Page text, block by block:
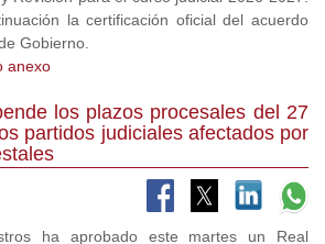
la certificación oficial del acuerdo
Gobierno.
anexo
los plazos procesales del 27
partidos judiciales afectados por
ha aprobado este martes un Real